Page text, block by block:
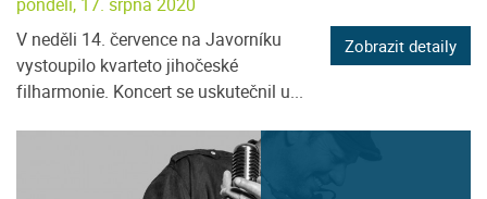
V neděli 14. července na Javorníku
vystoupilo kvarteto jihočeské
filharmonie. Koncert se uskutečnil u...
Zobrazit detaily